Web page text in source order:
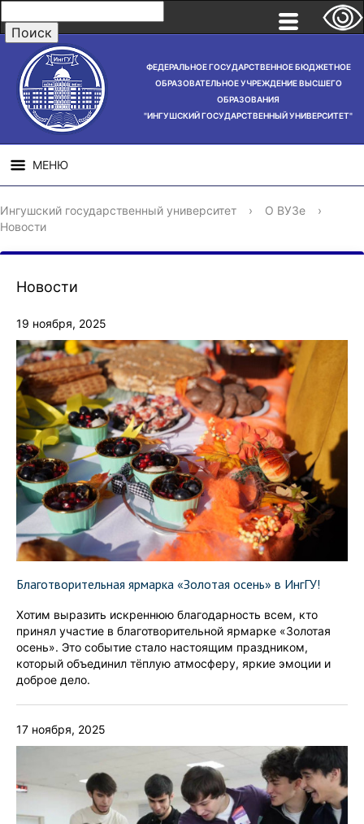
ФЕДЕРАЛЬНОЕ ГОСУДАРСТВЕННОЕ БЮДЖЕТНОЕ
ОБРАЗОВАТЕЛЬНОЕ УЧРЕЖДЕНИЕ ВЫСШЕГО
ОБРАЗОВАНИЯ
"ИНГУШСКИЙ ГОСУДАРСТВЕННЫЙ УНИВЕРСИТЕТ"
МЕНЮ
СВЕДЕНИЯ ОБ
ОБРАЗОВАТЕЛЬНОЙ
НАУЧНАЯ
ДЕЯТЕЛЬНОСТЬ
Ингушский государственный университет › О ВУЗе
›
Новости
Новости
19 ноября, 2025
Благотворительная ярмарка «Золотая осень» в ИнгГУ!
Хотим выразить искреннюю благодарность всем, кто
принял участие в благотворительной ярмарке «Золотая
осень». Это событие стало настоящим праздником,
который объединил тёплую атмосферу, яркие эмоции и
доброе дело.
17 ноября, 2025